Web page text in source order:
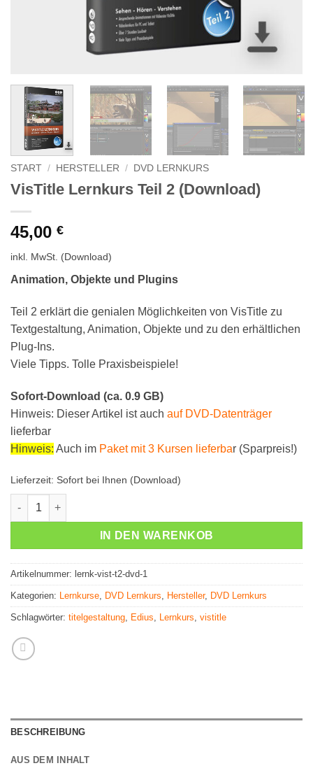
START / HERSTELLER / DVD LERNKURS
VisTitle Lernkurs Teil 2 (Download)
45,00 €
inkl. MwSt. (Download)
Animation, Objekte und Plugins
Teil 2 erklärt die genialen Möglichkeiten von VisTitle zu
Textgestaltung, Animation, Objekte und zu den erhältlichen
Plug-Ins.
Viele Tipps. Tolle Praxisbeispiele!
Sofort-Download (ca. 0.9 GB)
Hinweis: Dieser Artikel ist auch auf DVD-Datenträger
lieferbar
Hinweis: Auch im Paket mit 3 Kursen lieferbar (Sparpreis!)
Lieferzeit: Sofort bei Ihnen (Download)
VisTitle Lernkurs Teil 2 (Download) Menge
IN DEN WARENKOB
Artikelnummer: lernk-vist-t2-dvd-1
Kategorien: Lernkurse, DVD Lernkurs, Hersteller, DVD Lernkurs
Schlagwörter: titelgestaltung, Edius, Lernkurs, vistitle
BESCHREIBUNG
AUS DEM INHALT